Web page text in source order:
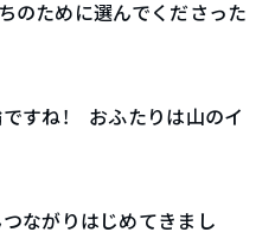
のために選んでくださった
ですね！ おふたりは山のイ
つながりはじめてきまし